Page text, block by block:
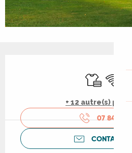
Ouverture et
Draps et linge
WiFi
+ 12 autre(s)
07 84 20